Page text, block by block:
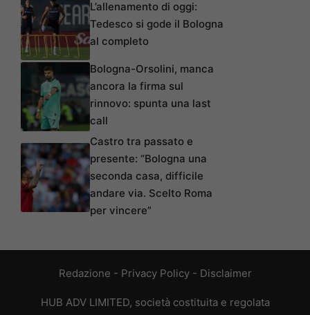
L’allenamento di oggi:
Tedesco si gode il Bologna
al completo
Bologna-Orsolini, manca
ancora la firma sul
rinnovo: spunta una last
call
Castro tra passato e
presente: “Bologna una
seconda casa, difficile
andare via. Scelto Roma
per vincere”
Redazione - Privacy Policy- Disclaimer
HUB ADV LIMITED, società costituita e regolata